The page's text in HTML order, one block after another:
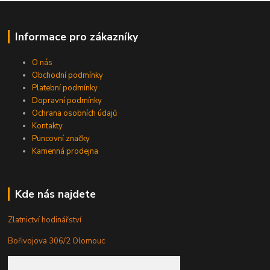
Informace pro zákazníky
O nás
Obchodní podmínky
Platební podmínky
Dopravní podmínky
Ochrana osobních údajů
Kontakty
Puncovní značky
Kamenná prodejna
Kde nás najdete
Zlatnictví hodinářství
Bořivojova 306/2 Olomouc